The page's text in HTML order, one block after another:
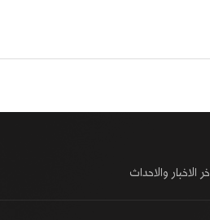
الاخبار والاحداث